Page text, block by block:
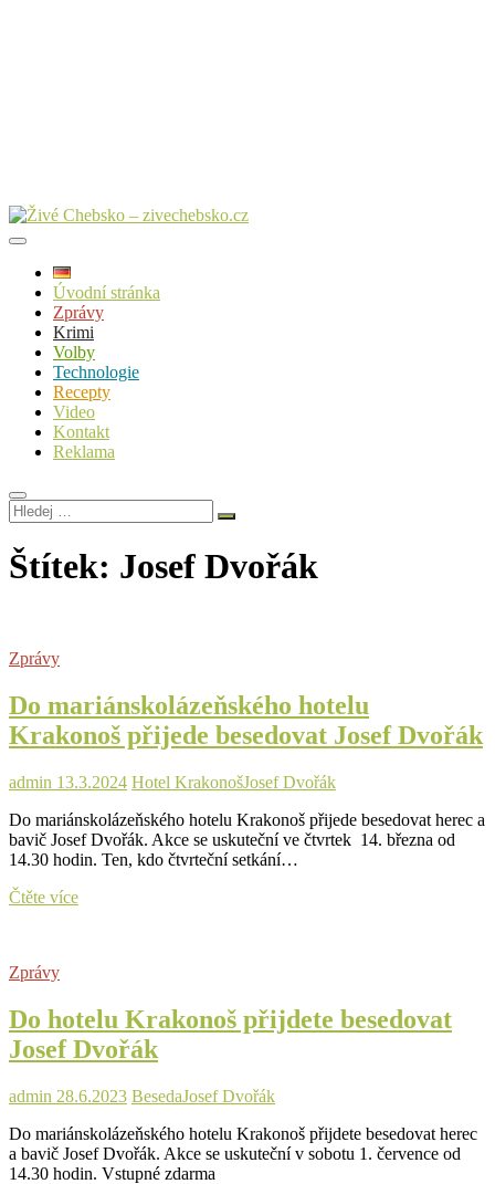
Úvodní stránka
Zprávy
Krimi
Volby
Technologie
Recepty
Video
Kontakt
Reklama
Hledej
…
Štítek: Josef Dvořák
Zprávy
Do mariánskolázeňského hotelu
Krakonoš přijede besedovat Josef Dvořák
admin 13.3.2024 Hotel KrakonošJosef Dvořák
Do mariánskolázeňského hotelu Krakonoš přijede besedovat herec a
bavič Josef Dvořák. Akce se uskuteční ve čtvrtek 14. března od
14.30 hodin. Ten, kdo čtvrteční setkání…
Čtěte víceDo
Josef
Dvořák
Zprávy
Do hotelu Krakonoš přijdete besedovat
Josef Dvořák
admin 28.6.2023 BesedaJosef Dvořák
Do mariánskolázeňského hotelu Krakonoš přijdete besedovat herec
a bavič Josef Dvořák. Akce se uskuteční v sobotu 1. července od
14.30 hodin. Vstupné zdarma